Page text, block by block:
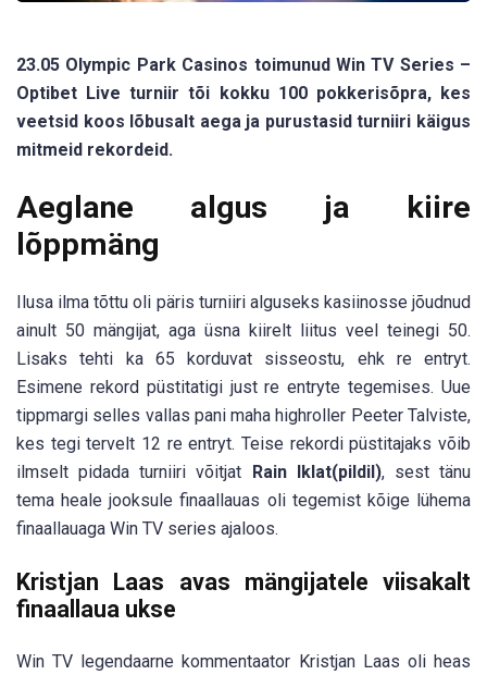
23.05 Olympic Park Casinos toimunud Win TV Series –
Optibet Live turniir tõi kokku 100 pokkerisõpra, kes
veetsid koos lõbusalt aega ja purustasid turniiri käigus
mitmeid rekordeid.
Aeglane algus ja kiire
lõppmäng
Ilusa ilma tõttu oli päris turniiri alguseks kasiinosse jõudnud
ainult 50 mängijat, aga üsna kiirelt liitus veel teinegi 50.
Lisaks tehti ka 65 korduvat sisseostu, ehk re entryt.
Esimene rekord püstitatigi just re entryte tegemises. Uue
tippmargi selles vallas pani maha highroller Peeter Talviste,
kes tegi tervelt 12 re entryt. Teise rekordi püstitajaks võib
ilmselt pidada turniiri võitjat Rain Iklat(pildil), sest tänu
tema heale jooksule finaallauas oli tegemist kõige lühema
finaallauaga Win TV series ajaloos.
Kristjan Laas avas mängijatele viisakalt
finaallaua ukse
Win TV legendaarne kommentaator Kristjan Laas oli heas